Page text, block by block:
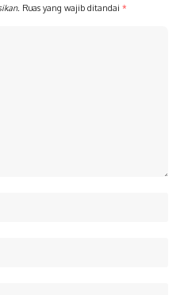
Ruas yang wajib ditandai *